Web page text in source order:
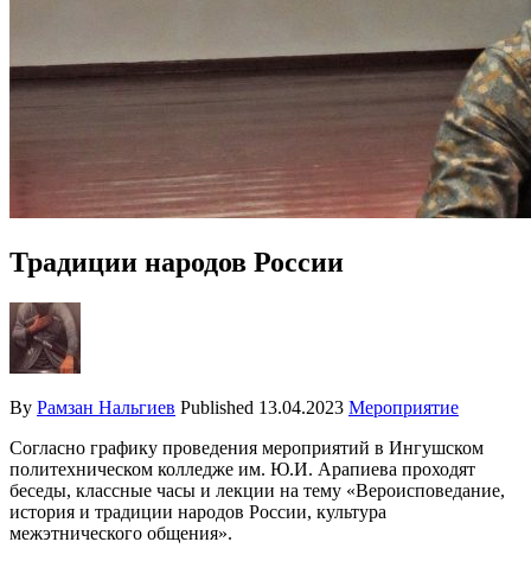
Традиции народов России
By Рамзан Нальгиев Published 13.04.2023 Мероприятие
Согласно графику проведения мероприятий в Ингушском
политехническом колледже им. Ю.И. Арапиева проходят
беседы, классные часы и лекции на тему «Вероисповедание,
история и традиции народов России, культура
межэтнического общения».